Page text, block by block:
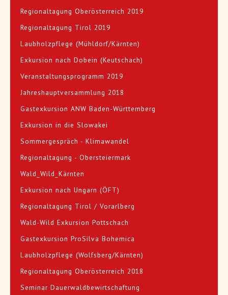
Regionaltagung Oberösterreich 2019
Regionaltagung Tirol 2019
Laubholzpflege (Mühldorf/Kärnten)
Exkursion nach Dobein (Keutschach)
Veranstaltungsprogramm 2019
Jahreshauptversammlung 2018
Gastexkursion ANW Baden-Württemberg
Exkursion in die Slowakei
Sommergespräch - Klimawandel
Regionaltagung - Obersteiermark
Wald_Wild_Kärnten
Exkursion nach Ungarn (ÖFT)
Regionaltagung Tirol / Vorarlberg
Wald-Wild Exkursion Pottschach
Gastexkursion ProSilva Bohemica
Laubholzpflege (Wolfsberg/Kärnten)
Regionaltagung Oberösterreich 2018
Seminar Dauerwaldbewirtschaftung